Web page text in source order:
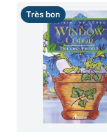
Très bon